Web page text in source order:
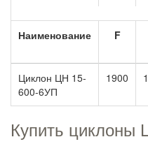
Наименование F
Циклон ЦН 15-
600-6УП
1900
Купить циклоны